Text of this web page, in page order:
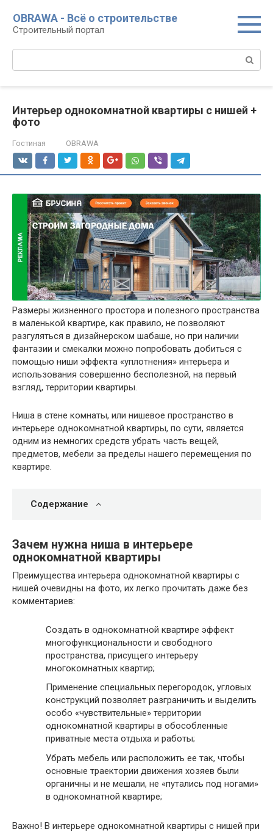
контенту
OBRAWA - Всё о строительстве
Строительный портал
Интерьер однокомнатной квартиры с нишей +
фото
Гостиная OBRAWA
Размеры жизненного простора и полезного пространства
в маленькой квартире, как правило, не позволяют
разгуляться в дизайнерском шабаше, но при наличии
фантазии и смекалки можно попробовать добиться с
помощью ниши эффекта «уплотнения» интерьера и
использования совершенно бесполезной, на первый
взгляд, территории квартиры.
Ниша в стене комнаты, или нишевое пространство в
интерьере однокомнатной квартиры, по сути, является
одним из немногих средств убрать часть вещей,
предметов, мебели за пределы нашего перемещения по
квартире.
Содержание
Зачем нужна ниша в интерьере
однокомнатной квартиры
Преимущества интерьера однокомнатной квартиры с
нишей очевидны на фото, их легко прочитать даже без
комментариев:
Создать в однокомнатной квартире эффект
многофункциональности и свободного
пространства, присущего интерьеру
многокомнатных квартир;
Применение специальных перегородок, угловых
конструкций позволяет разграничить и выделить
особо «чувствительные» территории
однокомнатной квартиры в обособленные
приватные места отдыха и работы;
Убрать мебель или расположить ее так, чтобы
основные траектории движения хозяев были
органичны и не мешали, не «путались под ногами»
в однокомнатной квартире;
Важно! В интерьере однокомнатной квартиры с нишей при